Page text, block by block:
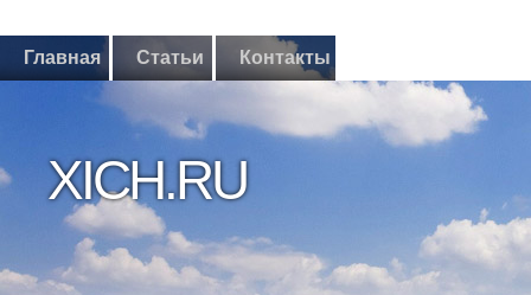
Главная Статьи Контакты
XICH.RU